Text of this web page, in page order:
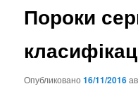
Пороки
Опубликовано16/11/2016